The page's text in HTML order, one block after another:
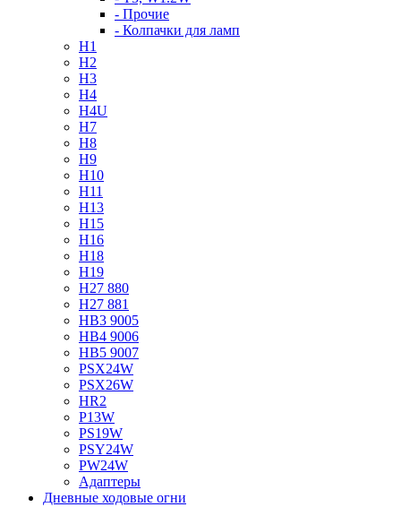
- Прочие
- Колпачки для ламп
H1
H2
H3
H4
H4U
H7
H8
H9
H10
H11
H13
H15
H16
H18
H19
H27 880
H27 881
HB3 9005
HB4 9006
HB5 9007
PSX24W
PSX26W
HR2
P13W
PS19W
PSY24W
PW24W
Адаптеры
Дневные ходовые огни